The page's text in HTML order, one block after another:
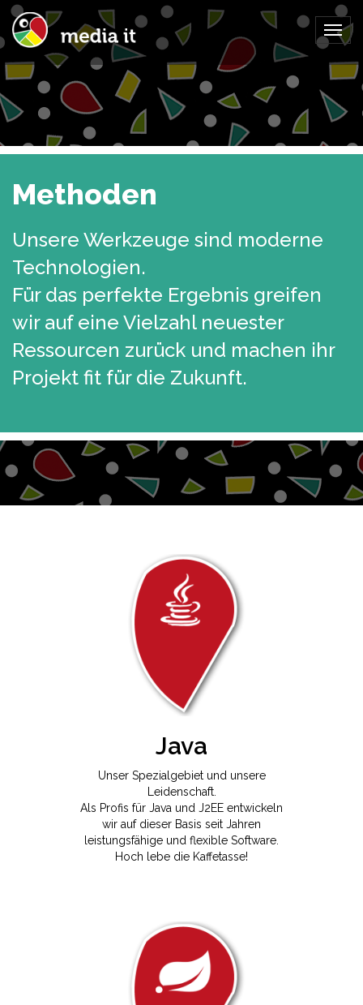
Methoden
Unsere Werkzeuge sind moderne
Technologien.
Für das perfekte Ergebnis greifen
wir auf eine Vielzahl neuester
Ressourcen zurück und machen ihr
Projekt fit für die Zukunft.
Java
Unser Spezialgebiet und unsere
Leidenschaft.
Als Profis für Java und J2EE entwickeln
wir auf dieser Basis seit Jahren
leistungsfähige und flexible Software.
Hoch lebe die Kaffetasse!